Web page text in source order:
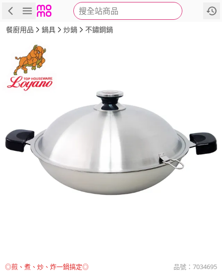
搜全站商品
商品 評價 詳情
餐廚用品 鍋具 炒鍋 不鏽鋼鍋
◎煎、煮、炒、炸一鍋搞定◎ 品號： 7034695